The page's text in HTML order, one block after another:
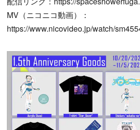
MV（ニコニコ動画）：
https://www.nicovideo.jp/watch/